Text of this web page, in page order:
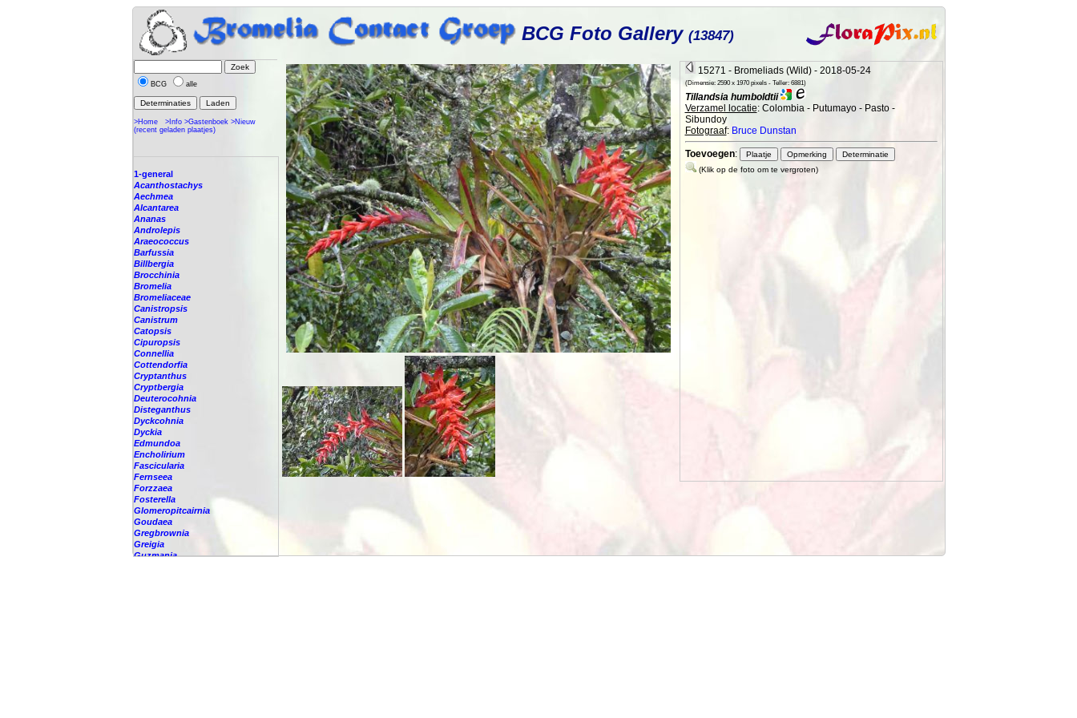
BCG Foto Gallery (13847)
BCG alle
>Home >Info >Gastenboek >Nieuw
(recent geladen plaatjes)
1-general
Acanthostachys
Aechmea
Alcantarea
Ananas
Androlepis
Araeococcus
Barfussia
Billbergia
Brocchinia
Bromelia
Bromeliaceae
Canistropsis
Canistrum
Catopsis
Cipuropsis
Connellia
Cottendorfia
Cryptanthus
Cryptbergia
Deuterocohnia
Disteganthus
Dyckcohnia
Dyckia
Edmundoa
Encholirium
Fascicularia
Fernseea
Forzzaea
Fosterella
Glomeropitcairnia
Goudaea
Gregbrownia
Greigia
Guzmania
15271 - Bromeliads (Wild) - 2018-05-24
(Dimensie: 2590 x 1970 pixels - Teller: 6881)
Tillandsia humboldtii
Verzamel locatie: Colombia - Putumayo - Pasto -
Sibundoy
Fotograaf: Bruce Dunstan
Toevoegen:
(Klik op de foto om te vergroten)